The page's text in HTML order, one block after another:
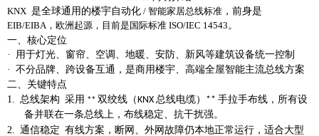
KNX 是全球通用的楼宇自动化 / 智能家居总线标准 ，前身是
EIB/EIBA，欧洲起源，目前是国际标准 ISO/IEC 14543。
一、核心定位
·
用于灯光、窗帘、空调、地暖、安防、新风等建筑设备统一控制
· 不分品牌、跨设备互通，是商用楼宇、高端全屋智能主流总线方案
二、关键特点
1. 总线架构 采用 ** 双绞线（KNX 总线电缆） ** 手拉手布线，所有设
备并联在一条总线上，布线稳定、抗干扰强。
2. 通信稳定 有线方案，断网、外网故障仍本地正常运行，适合大型